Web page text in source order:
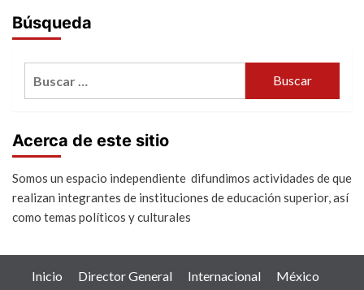
Búsqueda
Acerca de este sitio
Somos un espacio independiente difundimos actividades de que
realizan integrantes de instituciones de educación superior, así
como temas políticos y culturales
Inicio Director General Internacional
México